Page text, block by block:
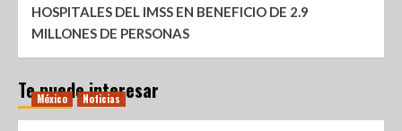
HOSPITALES DEL IMSS EN BENEFICIO DE 2.9
MILLONES DE PERSONAS
Te puede interesar
México Noticias